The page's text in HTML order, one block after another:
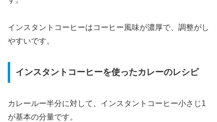
インスタントコーヒーはコーヒー風味が濃厚で、調整がし
やすいです。
インスタントコーヒーを使ったカレーのレシピ
カレールー半分に対して、インスタントコーヒー小さじ1
が基本の分量です。